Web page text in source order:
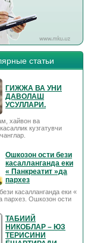
статьи
ГИЖЖА ВА УНИ
ДАВОЛАШ
УСУЛЛАРИ.
хайвон ва
кузгатувчи
Ошкозон ости бези
касалланганда еки
« Панкреатит »да
пархез
касалланганда еки «
пархез. Ошкозон ости
ТАБИИЙ
НИКОБЛАР – ЮЗ
ТЕРИСИНИ